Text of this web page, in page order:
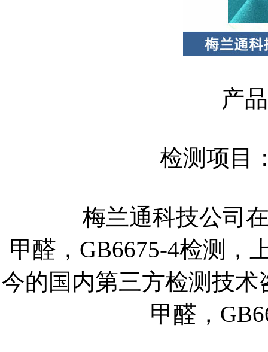
产
检测项目
梅兰通科技公司
甲醛，GB6675-4检测
，
今的国内第三方检测技
甲醛，